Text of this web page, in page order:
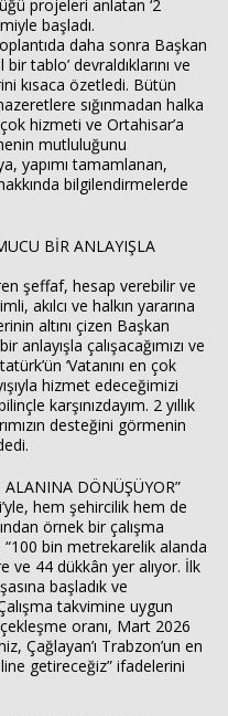
projeleri anlatan ‘2
başladı.
daha sonra Başkan
tablo’ devraldıklarını ve
kısaca özetledi. Bütün
sığınmadan halka
hizmeti ve Ortahisar’a
mutluluğunu
yapımı tamamlanan,
bilgilendirmelerde
BİR ANLAYIŞLA
şeffaf, hesap verebilir ve
akılcı ve halkın yararına
altını çizen Başkan
çalışacağımızı ve
‘Vatanını en çok
hizmet edeceğimizi
karşınızdayım. 2 yıllık
desteğini görmenin
DÖNÜŞÜYOR”
hem şehircilik hem de
örnek bir çalışma
bin metrekarelik alanda
44 dükkân yer alıyor. İlk
başladık ve
takvimine uygun
oranı, Mart 2026
Çağlayan’ı Trabzon’un en
getireceğiz” ifadelerini